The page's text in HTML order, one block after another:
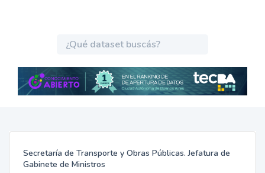
Secretaría de Transporte y Obras Públicas. Jefatura de
Gabinete de Ministros